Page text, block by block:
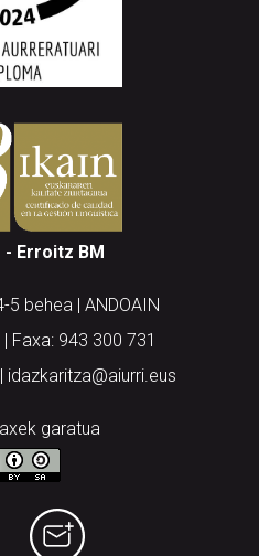
Erroitz BM
5 behea | ANDOAIN
Faxa: 943 300 731
idazkaritza@aiurri.eus
garatua